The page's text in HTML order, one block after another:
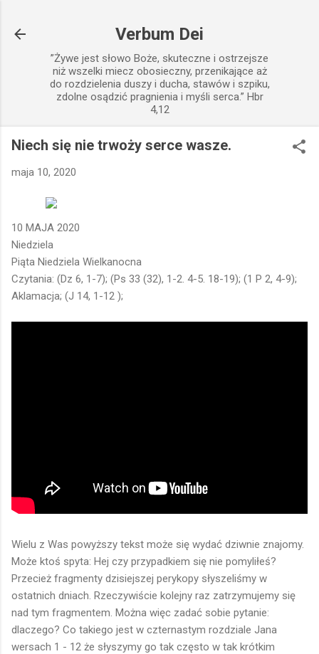
Verbum Dei
”Żywe jest słowo Boże, skuteczne i ostrzejsze
niż wszelki miecz obosieczny, przenikające aż
do rozdzielenia duszy i ducha, stawów i szpiku,
zdolne osądzić pragnienia i myśli serca.” Hbr
4,12
Niech się nie trwoży serce wasze.
maja 10, 2020
10 MAJA 2020
Niedziela
Piąta Niedziela Wielkanocna
Czytania: (Dz 6, 1-7); (Ps 33 (32), 1-2. 4-5. 18-19); (1 P 2, 4-9);
Aklamacja; (J 14, 1-12 );
Wielu z Was powyższy tekst może się wydać dziwnie znajomy.
Może ktoś spyta: Hej czy przypadkiem się nie pomyliłeś?
Przecież fragmenty dzisiejszej perykopy słyszeliśmy w
ostatnich dniach. Rzeczywiście kolejny raz zatrzymujemy się
nad tym fragmentem. Można więc zadać sobie pytanie:
dlaczego? Co takiego jest w czternastym rozdziale Jana
wersach 1 - 12 że słyszymy go tak często w tak krótkim